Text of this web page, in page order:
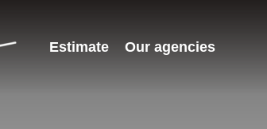
Estimate Our agencies